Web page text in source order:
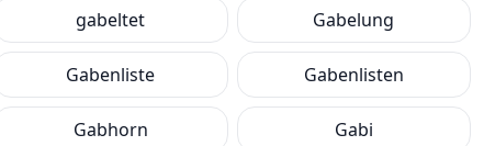
gabeltet Gabelung
Gabenliste Gabenlisten
Gabhorn Gabi